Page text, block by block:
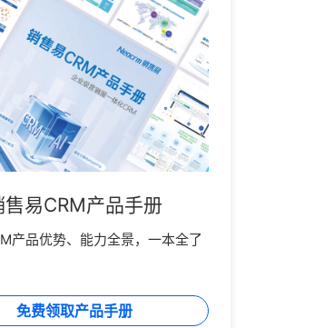
售易CRM产品手册
产品优势、能力全景，一本全了
免费领取产品手册